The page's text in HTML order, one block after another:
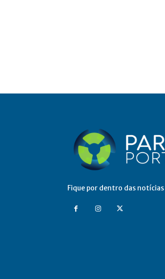
Fique por dentro das notícias